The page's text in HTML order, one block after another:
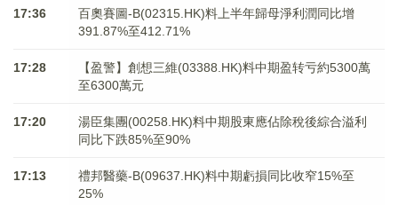
17:36
百奧賽圖-B(02315.HK)料上半年歸母淨利潤同比增
391.87%至412.71%
17:28
【盈警】創想三維(03388.HK)料中期盈转亏約5300萬
至6300萬元
17:20
湯臣集團(00258.HK)料中期股東應佔除稅後綜合溢利
同比下跌85%至90%
17:13
禮邦醫藥-B(09637.HK)料中期虧損同比收窄15%至
25%